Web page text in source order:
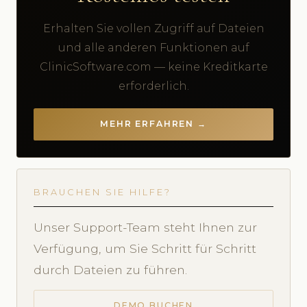
Erhalten Sie vollen Zugriff auf Dateien
und alle anderen Funktionen auf
ClinicSoftware.com — keine Kreditkarte
erforderlich.
MEHR ERFAHREN →
BRAUCHEN SIE HILFE?
Unser Support-Team steht Ihnen zur
Verfügung, um Sie Schritt für Schritt
durch Dateien zu führen.